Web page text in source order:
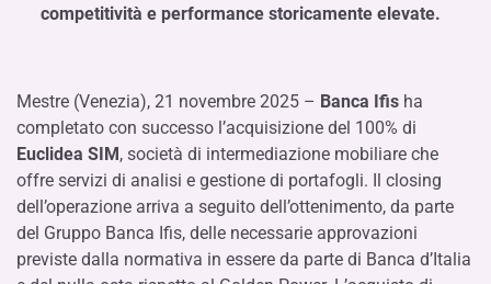
competitività e performance storicamente elevate.
Mestre (Venezia), 21 novembre 2025 – Banca Ifis ha
completato con successo l’acquisizione del 100% di
Euclidea SIM, società di intermediazione mobiliare che
offre servizi di analisi e gestione di portafogli. Il closing
dell’operazione arriva a seguito dell’ottenimento, da parte
del Gruppo Banca Ifis, delle necessarie approvazioni
previste dalla normativa in essere da parte di Banca d’Italia